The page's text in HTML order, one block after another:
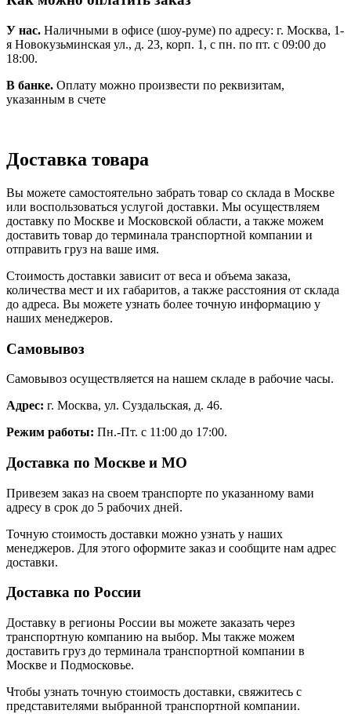
У нас. Наличными в офисе (шоу-руме) по адресу: г. Москва, 1-
я Новокузьминская ул., д. 23, корп. 1, с пн. по пт. с 09:00 до
18:00.
В банке. Оплату можно произвести по реквизитам,
указанным в счете
Доставка товара
Вы можете самостоятельно забрать товар со склада в Москве
или воспользоваться услугой доставки. Мы осуществляем
доставку по Москве и Московской области, а также можем
доставить товар до терминала транспортной компании и
отправить груз на ваше имя.
Стоимость доставки зависит от веса и объема заказа,
количества мест и их габаритов, а также расстояния от склада
до адреса. Вы можете узнать более точную информацию у
наших менеджеров.
Самовывоз
Самовывоз осуществляется на нашем складе в рабочие часы.
Адрес: г. Москва, ул. Суздальская, д. 46.
Режим работы: Пн.-Пт. с 11:00 до 17:00.
Доставка по Москве и МО
Привезем заказ на своем транспорте по указанному вами
адресу в срок до 5 рабочих дней.
Точную стоимость доставки можно узнать у наших
менеджеров. Для этого оформите заказ и сообщите нам адрес
доставки.
Доставка по России
Доставку в регионы России вы можете заказать через
транспортную компанию на выбор. Мы также можем
доставить груз до терминала транспортной компании в
Москве и Подмосковье.
Чтобы узнать точную стоимость доставки, свяжитесь с
представителями выбранной транспортной компании.